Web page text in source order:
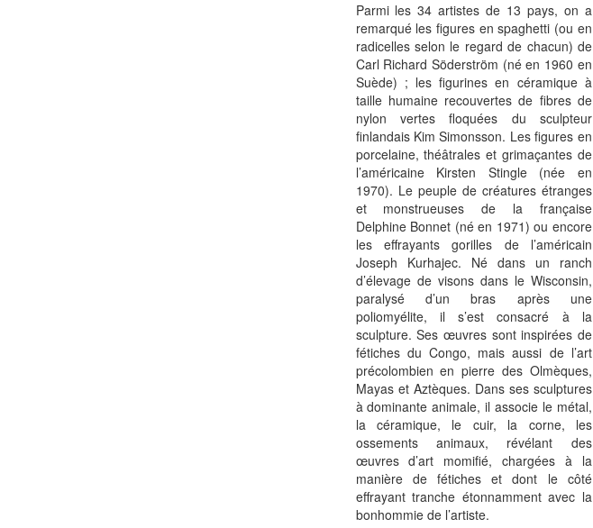
Parmi les 34 artistes de 13 pays, on a
remarqué les figures en spaghetti (ou en
radicelles selon le regard de chacun) de
Carl Richard Söderström (né en 1960 en
Suède) ; les figurines en céramique à
taille humaine recouvertes de fibres de
nylon vertes floquées du sculpteur
finlandais Kim Simonsson. Les figures en
porcelaine, théâtrales et grimaçantes de
l’américaine Kirsten Stingle (née en
1970). Le peuple de créatures étranges
et monstrueuses de la française
Delphine Bonnet (né en 1971) ou encore
les effrayants gorilles de l’américain
Joseph Kurhajec. Né dans un ranch
d’élevage de visons dans le Wisconsin,
paralysé d’un bras après une
poliomyélite, il s’est consacré à la
sculpture. Ses œuvres sont inspirées de
fétiches du Congo, mais aussi de l’art
précolombien en pierre des Olmèques,
Mayas et Aztèques. Dans ses sculptures
à dominante animale, il associe le métal,
la céramique, le cuir, la corne, les
ossements animaux, révélant des
œuvres d’art momifié, chargées à la
manière de fétiches et dont le côté
effrayant tranche étonnamment avec la
bonhommie de l’artiste.